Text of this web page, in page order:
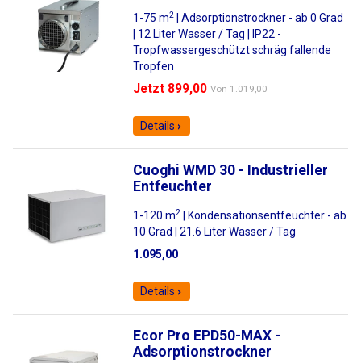
1-75 m2
| Adsorptionstrockner - ab 0 Grad
| 12 Liter Wasser / Tag | IP22 -
Tropfwassergeschützt schräg fallende
Tropfen
Jetzt 899,00 Von 1.019,00
Details
Cuoghi WMD 30 - Industrieller
Entfeuchter
1-120 m2
| Kondensationsentfeuchter - ab
10 Grad | 21.6 Liter Wasser / Tag
1.095,00
Details
Ecor Pro EPD50-MAX -
Adsorptionstrockner